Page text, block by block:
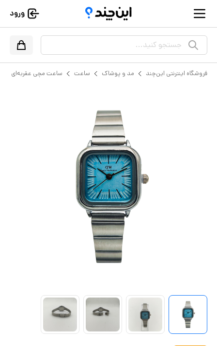
ورود
جستجو کنید...
فروشگاه اینترنتی این‌چند مد و پوشاک ساعت ساعت مچی عقربه‌ای